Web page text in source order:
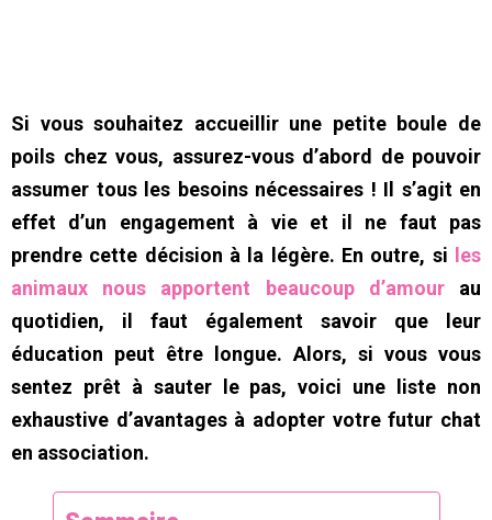
Si vous souhaitez accueillir une petite boule de
poils chez vous, assurez-vous d’abord de pouvoir
assumer tous les besoins nécessaires ! Il s’agit en
effet d’un engagement à vie et il ne faut pas
prendre cette décision à la légère. En outre, si
les
animaux nous apportent beaucoup d’amourau
quotidien, il faut également savoir que leur
éducation peut être longue. Alors, si vous vous
sentez prêt à sauter le pas, voici une liste non
exhaustive d’avantages à adopter votre futur chat
en association.